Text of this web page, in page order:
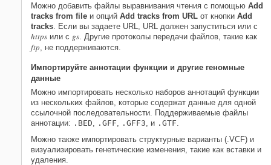
Можно добавить файлы выравнивания чтения с помощью Add
tracks from file и опций Add tracks from URL от кнопки Add
tracks . Если вы задаете URL, URL должен запуститься или с
https или с gs . Другие протоколы передачи файлов, такие как
ftp , не поддерживаются.
Импортируйте аннотации функции и другие геномные
данные
Можно импортировать несколько наборов аннотаций функции
из нескольких файлов, которые содержат данные для одной
ссылочной последовательности. Поддерживаемые файлы
аннотации: .BED .GFF .GFF3 , и .GTF
Можно также импортировать структурные варианты (.VCF) и
визуализировать генетические изменения, такие как вставки и
удаления.